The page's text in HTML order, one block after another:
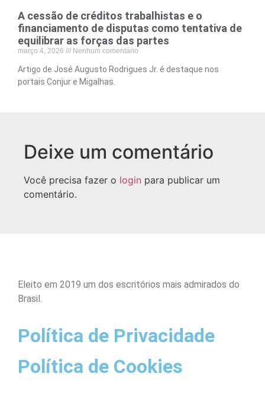
A cessão de créditos trabalhistas e o
financiamento de disputas como tentativa de
equilibrar as forças das partes
março 4, 2026 Nenhum comentário
Artigo de José Augusto Rodrigues Jr. é destaque nos
portais Conjur e Migalhas.
Deixe um comentário
Você precisa fazer o login para publicar um
comentário.
Eleito em 2019 um dos escritórios mais admirados do
Brasil.
Política de Privacidade
Política de Cookies